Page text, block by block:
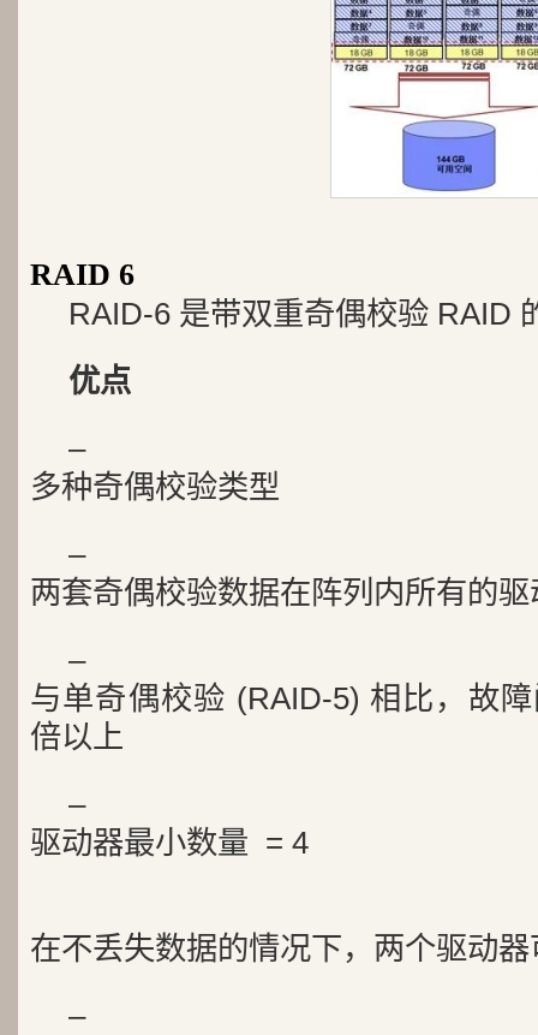
RAID 6
RAID-6 是带双重奇偶校验 RAID
优点
–
多种奇偶校验类型
–
两套奇偶校验数据在阵列内所有的
–
与单奇偶校验 (RAID-5) 相比，故
倍以上
–
驱动器最小数量 = 4
在不丢失数据的情况下，两个驱动
–